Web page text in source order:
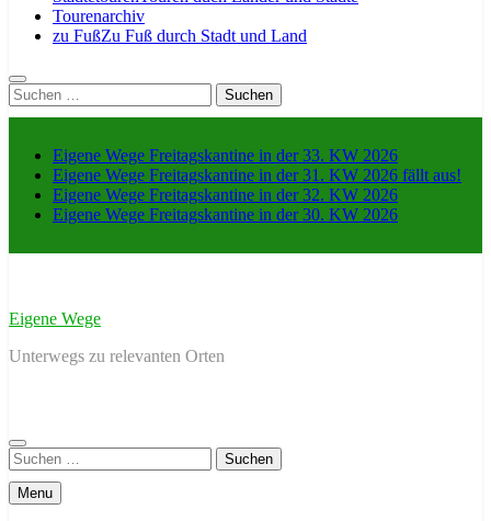
Tourenarchiv
zu FußZu Fuß durch Stadt und Land
Suche
nach:
Eigene Wege Freitagskantine in der 33. KW 2026
Eigene Wege Freitagskantine in der 31. KW 2026 fällt aus!
Eigene Wege Freitagskantine in der 32. KW 2026
Eigene Wege Freitagskantine in der 30. KW 2026
Eigene Wege
Unterwegs zu relevanten Orten
Suche
nach:
Menu